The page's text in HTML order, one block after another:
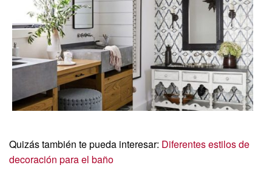
Quizás también te pueda interesar: Diferentes estilos de
decoración para el baño